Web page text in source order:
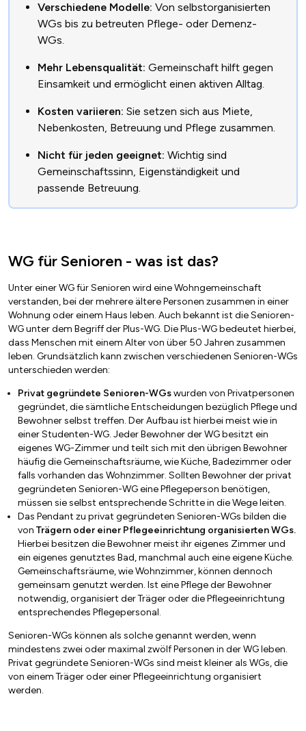
Verschiedene Modelle: Von selbstorganisierten
WGs bis zu betreuten Pflege- oder Demenz-
WGs.
Mehr Lebensqualität: Gemeinschaft hilft gegen
Einsamkeit und ermöglicht einen aktiven Alltag.
Kosten variieren: Sie setzen sich aus Miete,
Nebenkosten, Betreuung und Pflege zusammen.
Nicht für jeden geeignet: Wichtig sind
Gemeinschaftssinn, Eigenständigkeit und
passende Betreuung.
WG für Senioren - was ist das?
Unter einer WG für Senioren wird eine Wohngemeinschaft
verstanden, bei der mehrere ältere Personen zusammen in einer
Wohnung oder einem Haus leben. Auch bekannt ist die Senioren-
WG unter dem Begriff der Plus-WG. Die Plus-WG bedeutet hierbei,
dass Menschen mit einem Alter von über 50 Jahren zusammen
leben. Grundsätzlich kann zwischen verschiedenen Senioren-WGs
unterschieden werden:
Privat gegründete Senioren-WGswurden von Privatpersonen
gegründet, die sämtliche Entscheidungen bezüglich Pflege und
Bewohner selbst treffen. Der Aufbau ist hierbei meist wie in
einer Studenten-WG. Jeder Bewohner der WG besitzt ein
eigenes WG-Zimmer und teilt sich mit den übrigen Bewohner
häufig die Gemeinschaftsräume, wie Küche, Badezimmer oder
falls vorhanden das Wohnzimmer. Sollten Bewohner der privat
gegründeten Senioren-WG eine Pflegeperson benötigen,
müssen sie selbst entsprechende Schritte in die Wege leiten.
Das Pendant zu privat gegründeten Senioren-WGs bilden die
von Trägern oder einer Pflegeeinrichtung organisierten WGs.
Hierbei besitzen die Bewohner meist ihr eigenes Zimmer und
ein eigenes genutztes Bad, manchmal auch eine eigene Küche.
Gemeinschaftsräume, wie Wohnzimmer, können dennoch
gemeinsam genutzt werden. Ist eine Pflege der Bewohner
notwendig, organisiert der Träger oder die Pflegeeinrichtung
entsprechendes Pflegepersonal.
Senioren-WGs können als solche genannt werden, wenn
mindestens zwei oder maximal zwölf Personen in der WG leben.
Privat gegründete Senioren-WGs sind meist kleiner als WGs, die
von einem Träger oder einer Pflegeeinrichtung organisiert
werden.